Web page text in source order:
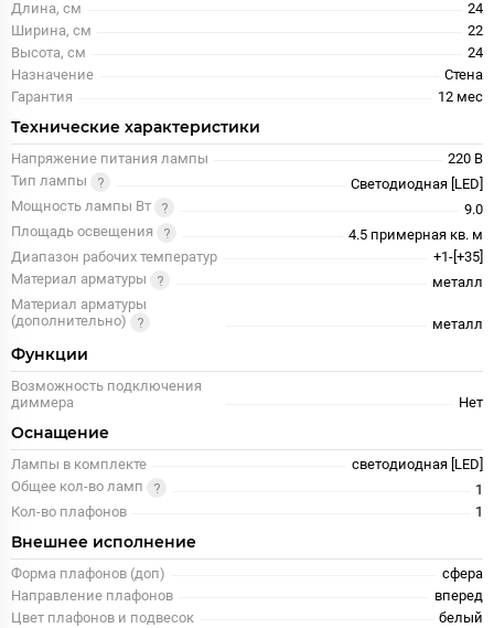
Длина, см
24
Ширина, см
22
Высота, см
24
Назначение
Стена
Гарантия
12 меc
Технические характеристики
Напряжение питания лампы
220 В
Тип лампы
Светодиодная [LED]
Мощность лампы Вт
9.0
Площадь освещения
4.5 примерная кв. м
Диапазон рабочих температур
+1-[+35]
Материал арматуры
металл
Материал арматуры
(дополнительно)
металл
Функции
Возможность подключения
диммера
Нет
Оснащение
Лампы в комплекте
светодиодная [LED]
Общее кол-во ламп
1
Кол-во плафонов
1
Внешнее исполнение
Форма плафонов (доп)
сфера
Направление плафонов
вперед
Цвет плафонов и подвесок
белый